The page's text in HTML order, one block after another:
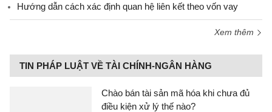
Hướng dẫn cách xác định quan hệ liên kết theo vốn vay
Xem thêm
TIN PHÁP LUẬT VỀ TÀI CHÍNH-NGÂN HÀNG
Chào bán tài sản mã hóa khi chưa đủ
điều kiện xử lý thế nào?